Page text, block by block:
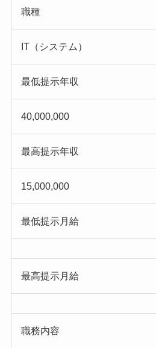
職種
IT（システム）
最低提示年収
40,000,000
最高提示年収
15,000,000
最低提示月給
最高提示月給
職務内容